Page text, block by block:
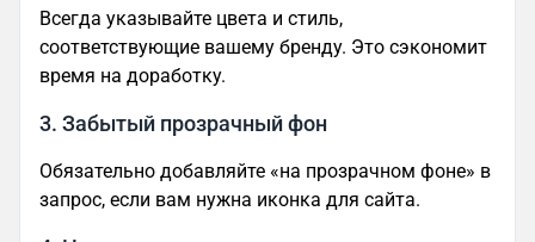
Всегда указывайте цвета и стиль,
соответствующие вашему бренду. Это сэкономит
время на доработку.
3. Забытый прозрачный фон
Обязательно добавляйте «на прозрачном фоне» в
запрос, если вам нужна иконка для сайта.